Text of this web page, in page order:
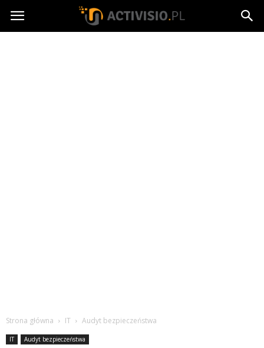
Activisio.pl
Strona główna IT Audyt bezpieczeństwa
IT Audyt bezpieczeństwa